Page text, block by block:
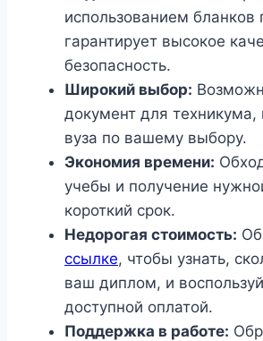
использованием бланков
гарантирует высокое
безопасность.
Широкий выбор:
документ для техникума,
вуза по вашему выбору.
Экономия времени:
учебы и получение
короткий срок.
Недорогая стоимость:
ссылке, чтобы узнать,
ваш диплом, и
доступной оплатой.
Поддержка в работе: